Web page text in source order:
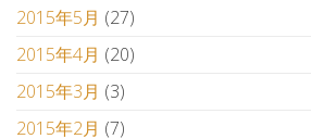
2015年5月 (27)
2015年4月 (20)
2015年3月 (3)
2015年2月 (7)